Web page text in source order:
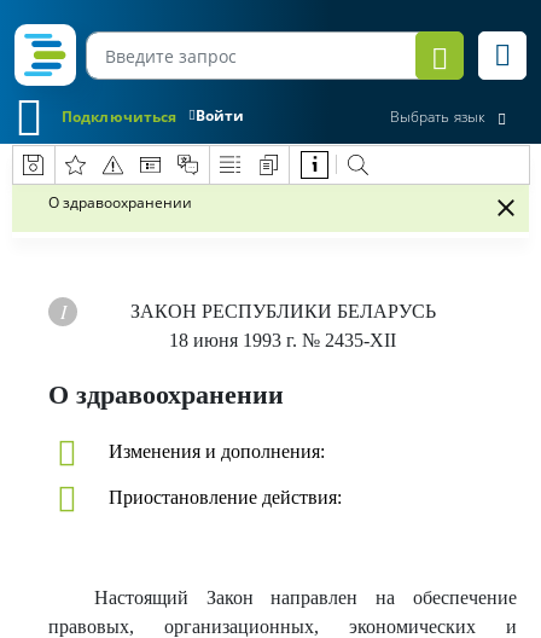
Войти
Подключиться Выбрать язык
О здравоохранении
ЗАКОН РЕСПУБЛИКИ БЕЛАРУСЬ
18 июня 1993 г. № 2435-XII
О здравоохранении
Изменения и дополнения:
Приостановление действия:
Настоящий Закон направлен на обеспечение
правовых, организационных, экономических и